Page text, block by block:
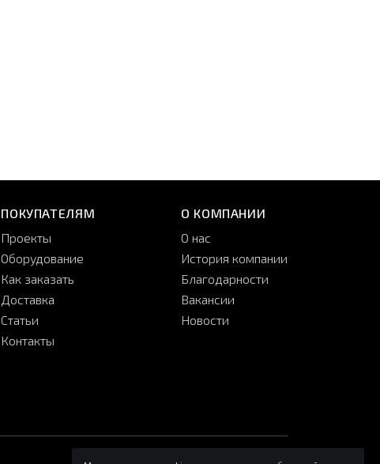
ПОКУПАТЕЛЯМ
Проекты
Оборудование
Как заказать
Доставка
Статьи
Контакты
О КОМПАНИИ
О нас
История компании
Благодарности
Вакансии
Новости
принимаем: мы в соцсетях: